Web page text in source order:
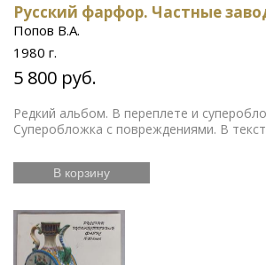
Русский фарфор. Частные
Попов В.А.
1980 г.
5 800 руб.
Редкий альбом. В переплете и
Суперобложка с повреждениями. В
В корзину